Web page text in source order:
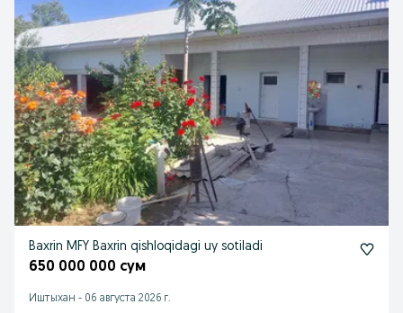
Baxrin MFY Baxrin qishloqidagi uy sotiladi
650 000 000 сум
Иштыхан - 06 августа 2026 г.